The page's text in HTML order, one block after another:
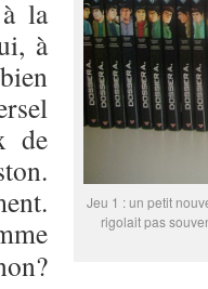
Jeu 1 : un petit
rigolait pas
la
à
de